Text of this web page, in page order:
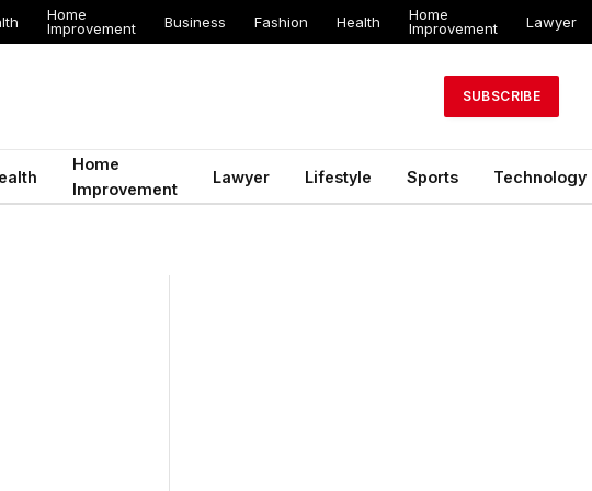
Home
Improvement
Business Fashion Health
Home
Improvement
Lawyer
SUBSCRIBE
Home
Improvement
Lawyer Lifestyle Sports Technology